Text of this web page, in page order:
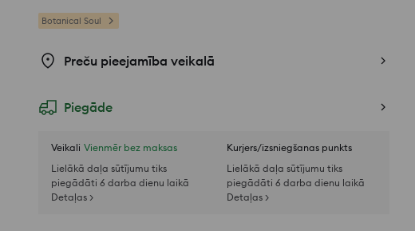
Botanical Soul
Preču pieejamība veikalā
Piegāde
Veikali Vienmēr bez maksas
Lielākā daļa sūtījumu tiks
piegādāti 6 darba dienu laikā
Detaļas >
Kurjers/izsniegšanas punkts
Lielākā daļa sūtījumu tiks
piegādāti 6 darba dienu laikā
Detaļas >